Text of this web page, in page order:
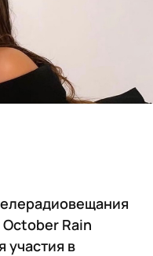
October Rain
участия в